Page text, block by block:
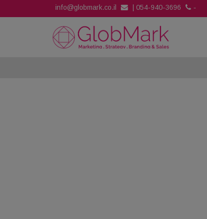
-
info@globmark.co.il 054-940-3696